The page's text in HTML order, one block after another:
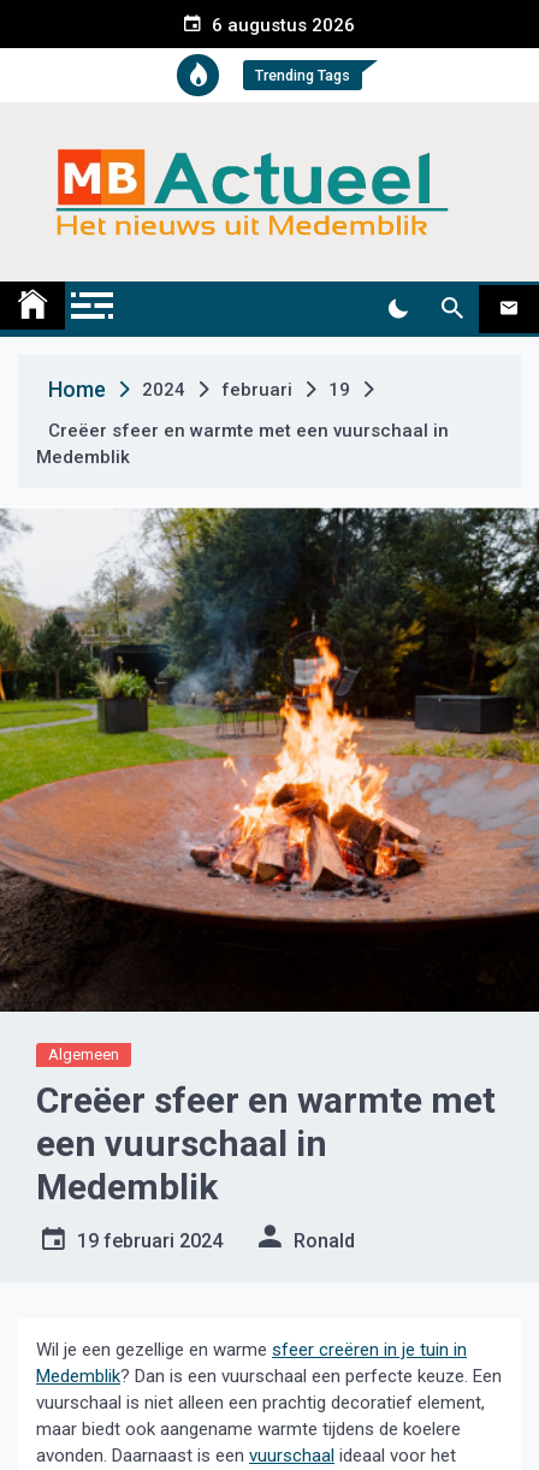
e
t
6 augustus 2026
Trending Tags
Medemblik Actueel
Home 2024 februari
19
Creëer sfeer en warmte met een vuurschaal in
Medemblik
Algemeen
Creëer sfeer en warmte met
een vuurschaal in
Medemblik
19 februari 2024 Ronald
Wil je een gezellige en warme sfeer creëren in je tuin in
Medemblik? Dan is een vuurschaal een perfecte keuze. Een
vuurschaal is niet alleen een prachtig decoratief element,
maar biedt ook aangename warmte tijdens de koelere
avonden. Daarnaast is een vuurschaal ideaal voor het